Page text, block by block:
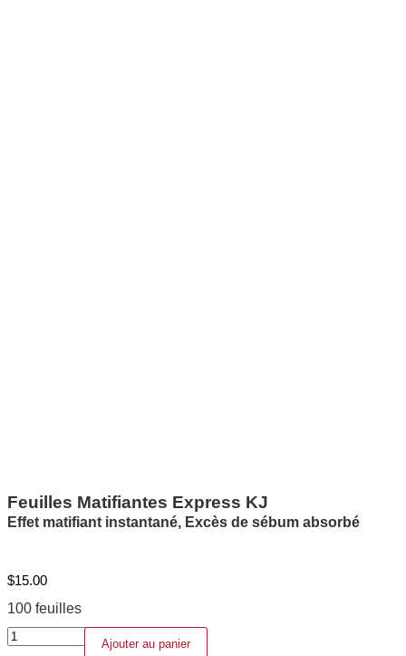
Feuilles Matifiantes Express KJ
Effet matifiant instantané, Excès de sébum absorbé
$15.00
100 feuilles
quantité
Ajouter au panier